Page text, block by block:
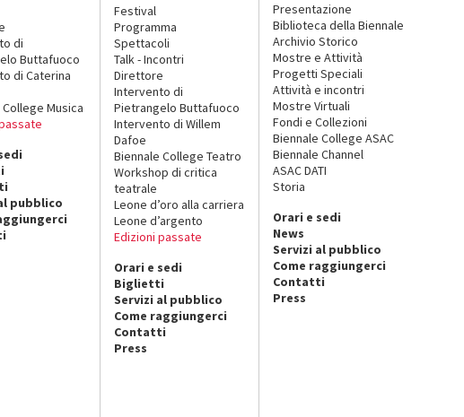
di
Buttafuoco
di Caterina
Musica
pubblico
Festival
Programma
Spettacoli
Talk - Incontri
Direttore
Intervento di
Pietrangelo Buttafuoco
Intervento di Willem
Dafoe
Biennale College Teatro
Workshop di critica
teatrale
Leone d’oro alla carriera
Leone d’argento
Edizioni passate
Orari e sedi
Biglietti
Servizi al pubblico
Come raggiungerci
Contatti
Press
Presentazione
Biblioteca della Biennale
Archivio Storico
Mostre e Attività
Progetti Speciali
Attività e incontri
Mostre Virtuali
Fondi e Collezioni
Biennale College ASAC
Biennale Channel
ASAC DATI
Storia
Orari e sedi
News
Servizi al pubblico
Come raggiungerci
Contatti
Press